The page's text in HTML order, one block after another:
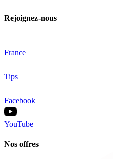
Rejoignez-nous
France
Tips
Facebook
YouTube
Nos offres